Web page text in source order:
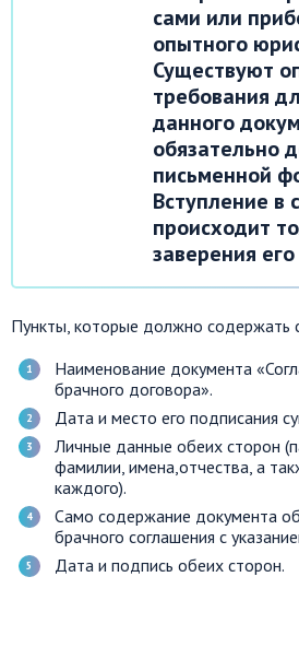
сами или
опытного
Существуют
требования
данного
обязательно
письменной
Вступление в
происходит
заверения
Пункты, которые должно содержать
Наименование документа
брачного договора».
Дата и место его подписания
Личные данные обеих сторон
фамилии, имена,отчества, а
каждого).
Само содержание документа
брачного соглашения с
Дата и подпись обеих сторон.